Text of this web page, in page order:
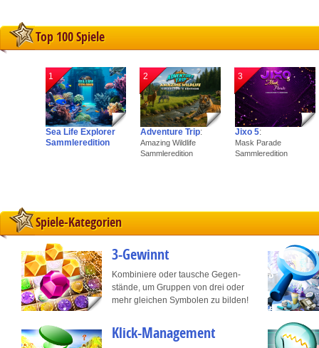
Top 100 Spiele
1
Sea Life Explorer
Sammleredition
2
Adventure Trip:
Amazing Wildlife
Sammleredition
3
Jixo 5:
Mask Parade
Sammleredition
Spiele-Kategorien
3-Gewinnt
Kombiniere oder tausche Gegen-
stände, um Gruppen von drei oder
mehr gleichen Symbolen zu bilden!
Klick-Management